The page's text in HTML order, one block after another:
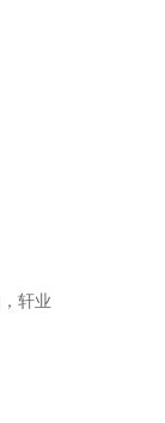
轩业